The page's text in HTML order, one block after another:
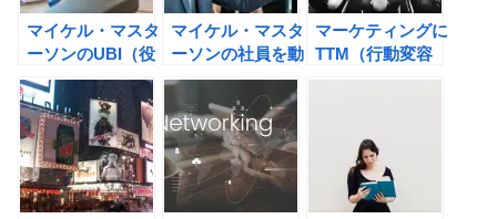
マイケル・マスタ
ーソンのUBI（役
立つビッグアイデ
ア）読書術を身に
つけよう！
マイケル・マスタ
ーソンの社員を動
かす社長のカリス
マ仕事術の書評
マーケティングに
TTM（行動変容